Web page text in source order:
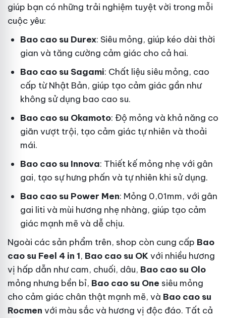
giúp bạn có những trải nghiệm tuyệt vời trong mỗi
cuộc yêu:
Bao cao su Durex: Siêu mỏng, giúp kéo dài thời
gian và tăng cường cảm giác cho cả hai.
Bao cao su Sagami: Chất liệu siêu mỏng, cao
cấp từ Nhật Bản, giúp tạo cảm giác gần như
không sử dụng bao cao su.
Bao cao su Okamoto: Độ mỏng và khả năng co
giãn vượt trội, tạo cảm giác tự nhiên và thoải
mái.
Bao cao su Innova: Thiết kế mỏng nhẹ với gân
gai, tạo sự hưng phấn và tự nhiên khi sử dụng.
Bao cao su Power Men: Mỏng 0,01mm, với gân
gai liti và mùi hương nhẹ nhàng, giúp tạo cảm
giác mạnh mẽ và dễ chịu.
Ngoài các sản phẩm trên, shop còn cung cấp Bao
cao su Feel 4 in 1, Bao cao su OKvới nhiều hương
vị hấp dẫn như cam, chuối, dâu, Bao cao su Olo
mỏng nhưng bền bỉ, Bao cao su One siêu mỏng
cho cảm giác chân thật mạnh mẽ, và Bao cao su
Rocmen với màu sắc và hương vị độc đáo. Tất cả